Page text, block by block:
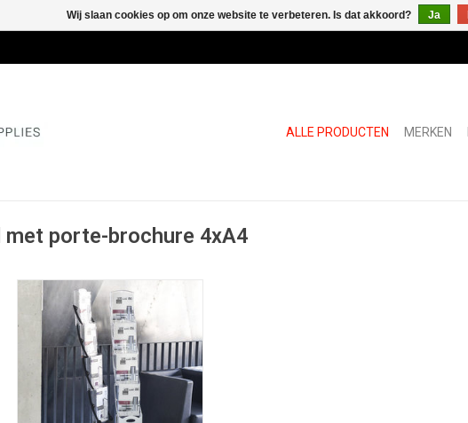
ALLE PRODUCTEN MERKEN
met porte-brochure 4xA4
Real Zip zwart, opvouwbaar
vloerdisplay, brochurehouder 4xA4
TOEVOEGEN AAN WINKELWAGEN
Wij slaan cookies op om onze website te verbeteren. Is dat akkoord? Ja